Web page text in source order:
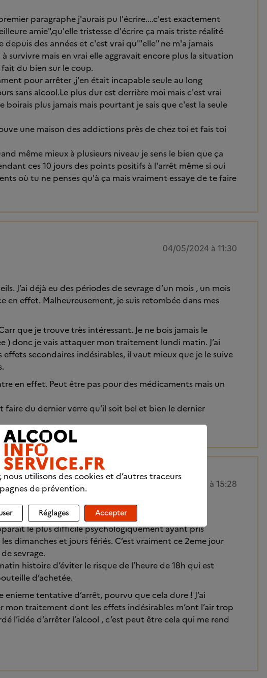
paragraphe j'aurais pu l'écrire....c'est exactement
amie",qu'elle tristesse d'écrire ça mais triste réalité
depuis des années et c'est vrai qu'"elle" ne m'a jamais
survivre mais en vrai elle aggravait encore plus la situation
du bien sur le coup.
pour arrêter ,j'en était incapable seule au long
sans alcool.Le plus dur est derrière moi mais c'est vrai
boirais plus jamais mais pourtant je sais que c'est la seule
une maison des addictions près de chez toi et fais toi
même mieux à plusieurs niveau je sens le bien que ça
ces 10 jours des points positifs à l'arrêt même si oui
où tu ne penses qu'à ça mais vraiment essaye de te faire
04/05/2024 à 11:30
J’ai déjà eu des périodes de sevrage d’un mois , un mois
en effet. Malheureusement, je suis retombée dans mes
que je trouve très intéressant. Je ne bois jamais le
) donc je vais attaquer mon traitement lundi matin. J’ai
secondaires indésirables, il vaut mieux que je le suive
en effet. Peut être pas pour des médicaments mais un
du dernier verre qu’il soit bel et bien le dernier
06/05/2024 à 15:28
le plus difficile psychologiquement ayant pris
dimanches et jours fériés. C’est vraiment ce 2eme jour
sevrage.
histoire d’éviter le risque de l’heure de 18h qui est
d’achetée.
enieme tentative d’arrêt, pourvu que cela dure ! J’ai
traitement dont les effets indésirables m’ont l’air trop
l’idée d’arrêter l’alcool , c’est peut être cela qui me rend
utilisons des cookies et d’autres traceurs
de prévention.
Réglages Accepter